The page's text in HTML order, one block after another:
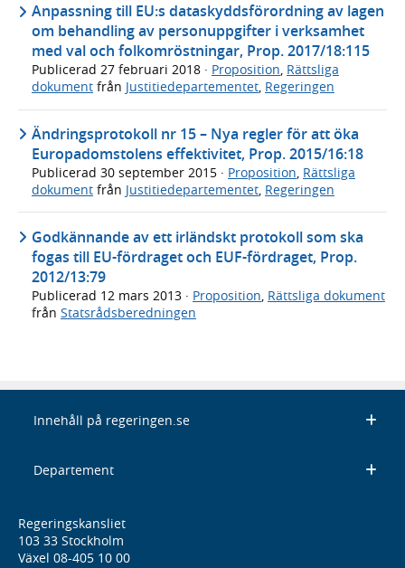
Anpassning till EU:s dataskyddsförordning av lagen
om behandling av personuppgifter i verksamhet
med val och folkomröstningar, Prop. 2017/18:115
Publicerad 27 februari 2018 · Proposition, Rättsliga
dokument från Justitiedepartementet, Regeringen
Ändringsprotokoll nr 15 – Nya regler för att öka
Europadomstolens effektivitet, Prop. 2015/16:18
Publicerad 30 september 2015 · Proposition, Rättsliga
dokument från Justitiedepartementet, Regeringen
Godkännande av ett irländskt protokoll som ska
fogas till EU-fördraget och EUF-fördraget, Prop.
2012/13:79
Publicerad 12 mars 2013 · Proposition Rättsliga dokument
från Statsrådsberedningen
Innehåll på regeringen.se
Departement
Regeringskansliet
103 33 Stockholm
Växel 08-405 10 00